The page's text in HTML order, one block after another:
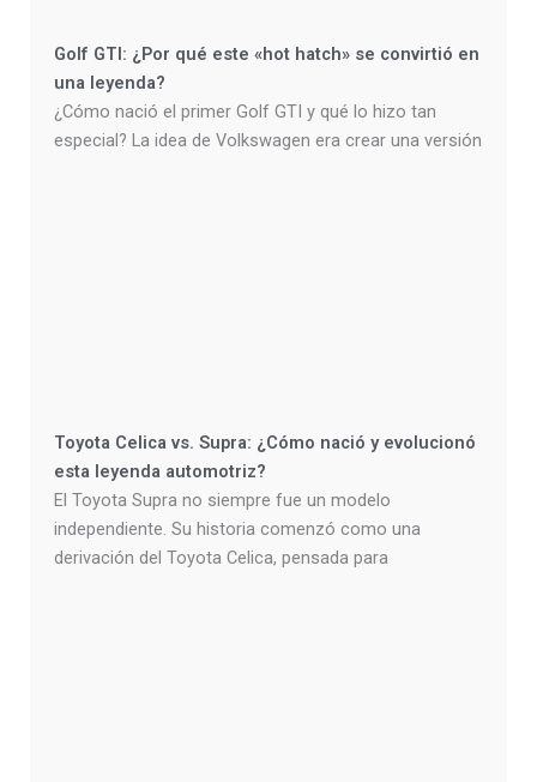
Golf GTI: ¿Por qué este «hot hatch» se convirtió en
una leyenda?
¿Cómo nació el primer Golf GTI y qué lo hizo tan
especial? La idea de Volkswagen era crear una versión
Toyota Celica vs. Supra: ¿Cómo nació y evolucionó
esta leyenda automotriz?
El Toyota Supra no siempre fue un modelo
independiente. Su historia comenzó como una
derivación del Toyota Celica, pensada para